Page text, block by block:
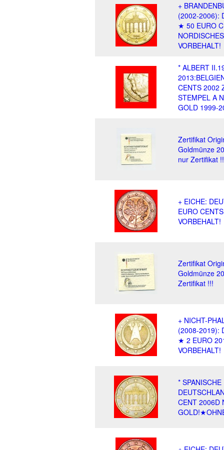
+
(2002-2006):
★ 50 EURO
VORBEHALT!
* ALBERT
CENTS 2002
STEMPEL A
GOLD 1999-
Zertifikat
Goldmünze
nur Zertifikat
+ EICHE:
EURO
VORBEHALT!
Zertifikat
Goldmünze
Zertifikat !!!
+ NICHT-
(2008-2019):
★ 2 EURO
VORBEHALT!
*
CENT 2006D